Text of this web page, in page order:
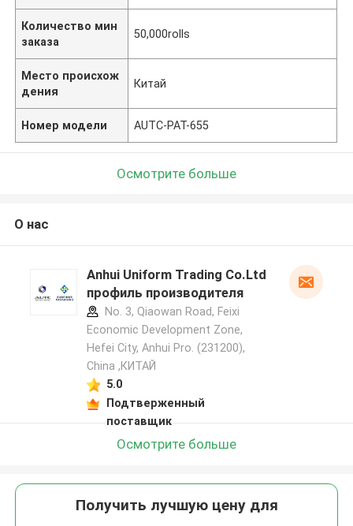
Количество мин
заказа
50,000rolls
Место происхож
дения
Китай
Номер модели AUTC-PAT-655
Осмотрите больше
О нас
Anhui Uniform Trading Co.Ltd
профиль производителя
No. 3, Qiaowan Road, Feixi
Economic Development Zone,
Hefei City, Anhui Pro. (231200),
China ,КИТАЙ
5.0
Подтверженный
поставщик
Осмотрите больше
Получить лучшую цену для